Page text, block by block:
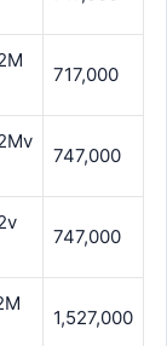
717,000
747,000
747,000
1,527,000